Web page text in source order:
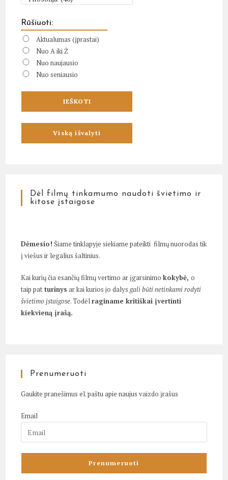
Rūšiuoti:
Aktualumas (įprastai)
Nuo A iki Ž
Nuo naujausio
Nuo seniausio
Dėl filmų tinkamumo naudoti švietimo ir
kitose įstaigose
Dėmesio! Šiame tinklapyje siekiame pateikti filmų nuorodas tik
į viešus ir legalius šaltinius.
Kai kurių čia esančių filmų vertimo ar įgarsinimokokybė,o
taip pat turinys ar kai kurios jo dalysgali būti netinkami rodyti
švietimo įstaigose. Todėlraginame kritiškai įvertinti
kiekvieną įrašą.
Prenumeruoti
Gaukite pranešimus el. paštu apie naujus vaizdo įrašus
Email